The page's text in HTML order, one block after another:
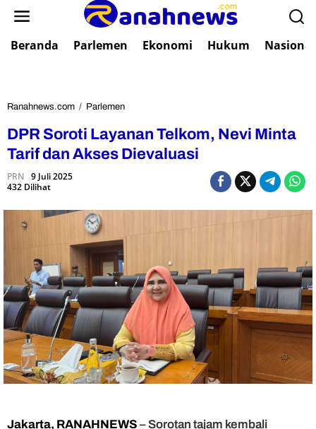
Beranda Parlemen Ekonomi Hukum Nasional
Ranahnews.com / Parlemen
R
S
L
a
n
a
n
T
e
l
,
DPR Soroti Layanan Telkom, Nevi Minta
Tarif dan Akses Dievaluasi
PRN 9 Juli 2025
432 Dilihat
Jakarta, RANAHNEWS – Sorotan tajam kembali